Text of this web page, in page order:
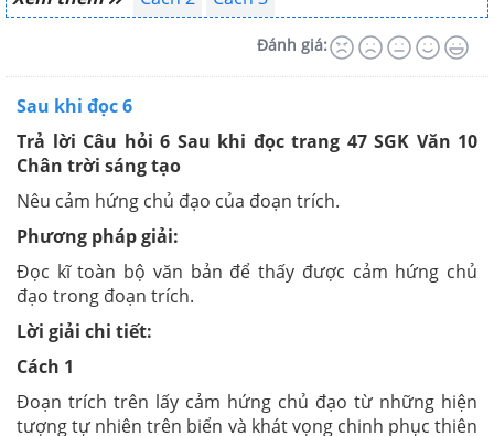
Đánh giá:
Sau khi đọc 6
Trả lời Câu hỏi 6 Sau khi đọc trang 47 SGK Văn 10
Chân trời sáng tạo
Nêu cảm hứng chủ đạo của đoạn trích.
Phương pháp giải:
Đọc kĩ toàn bộ văn bản để thấy được cảm hứng chủ
đạo trong đoạn trích.
Lời giải chi tiết:
Cách 1
Đoạn trích trên lấy cảm hứng chủ đạo từ những hiện
tượng tự nhiên trên biển và khát vọng chinh phục thiên